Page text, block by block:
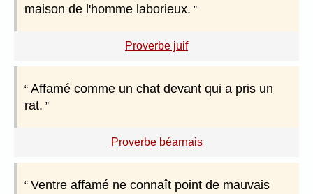
maison de l'homme laborieux.
Proverbe juif
Affamé comme un chat devant qui a pris un
rat.
Proverbe béarnais
Ventre affamé ne connaît point de mauvais